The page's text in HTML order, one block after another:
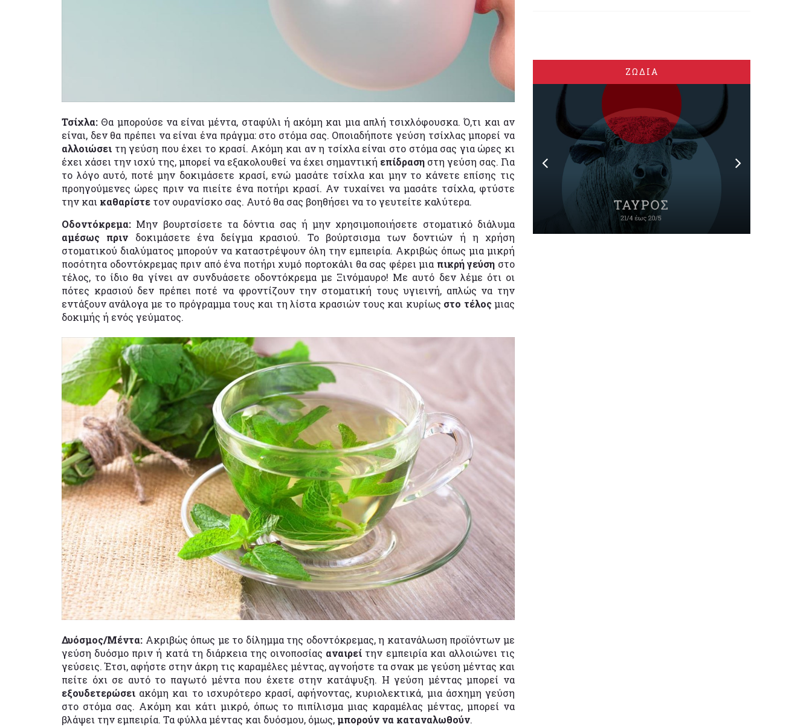
Τσίχλα: Θα μπορούσε να είναι μέντα, σταφύλι ή ακόμη και μια απλή τσιχλόφουσκα. Ό,τι και αν
είναι, δεν θα πρέπει να είναι ένα πράγμα: στο στόμα σας. Οποιαδήποτε γεύση τσίχλας μπορεί να
αλλοιώσει τη γεύση που έχει το κρασί. Ακόμη και αν η τσίχλα είναι στο στόμα σας για ώρες κι
έχει χάσει την ισχύ της, μπορεί να εξακολουθεί να έχει σημαντική επίδρασηστη γεύση σας. Για
το λόγο αυτό, ποτέ μην δοκιμάσετε κρασί, ενώ μασάτε τσίχλα και μην το κάνετε επίσης τις
προηγούμενες ώρες πριν να πιείτε ένα ποτήρι κρασί. Αν τυχαίνει να μασάτε τσίχλα, φτύστε
την και καθαρίστε τον ουρανίσκο σας. Αυτό θα σας βοηθήσει να το γευτείτε καλύτερα.
Οδοντόκρεμα: Μην βουρτσίσετε τα δόντια σας ή μην χρησιμοποιήσετε στοματικό διάλυμα
αμέσως πριν δοκιμάσετε ένα δείγμα κρασιού. To βούρτσισμα των δοντιών ή η χρήση
στοματικού διαλύματος μπορούν να καταστρέψουν όλη την εμπειρία. Ακριβώς όπως μια μικρή
ποσότητα οδοντόκρεμας πριν από ένα ποτήρι χυμό πορτοκάλι θα σας φέρει μια πικρή γεύση στο
τέλος, το ίδιο θα γίνει αν συνδυάσετε οδοντόκρεμα με Ξινόμαυρο! Με αυτό δεν λέμε ότι οι
πότες κρασιού δεν πρέπει ποτέ να φροντίζουν την στοματική τους υγιεινή, απλώς να την
εντάξουν ανάλογα με το πρόγραμμα τους και τη λίστα κρασιών τους και κυρίως στο τέλοςμιας
δοκιμής ή ενός γεύματος.
Δυόσμος/Μέντα: Ακριβώς όπως με το δίλημμα της οδοντόκρεμας, η κατανάλωση προϊόντων με
γεύση δυόσμο πριν ή κατά τη διάρκεια της οινοποσίας αναιρεί την εμπειρία και αλλοιώνει τις
γεύσεις. Έτσι, αφήστε στην άκρη τις καραμέλες μέντας, αγνοήστε τα σνακ με γεύση μέντας και
πείτε όχι σε αυτό το παγωτό μέντα που έχετε στην κατάψυξη. Η γεύση μέντας μπορεί να
εξουδετερώσει ακόμη και το ισχυρότερο κρασί, αφήνοντας, κυριολεκτικά, μια άσχημη γεύση
στο στόμα σας. Ακόμη και κάτι μικρό, όπως το πιπίλισμα μιας καραμέλας μέντας, μπορεί να
βλάψει την εμπειρία. Τα φύλλα μέντας και δυόσμου, όμως,μπορούν να καταναλωθούν.
ΖΩΔΙΑ